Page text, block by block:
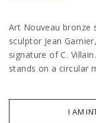
Art Nouveau bronze
sculptor Jean
signature of C.
stands on a circular
I AM